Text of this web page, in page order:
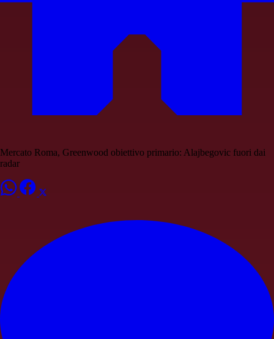
Mercato Roma, Greenwood obiettivo primario: Alajbegovic fuori dai
radar